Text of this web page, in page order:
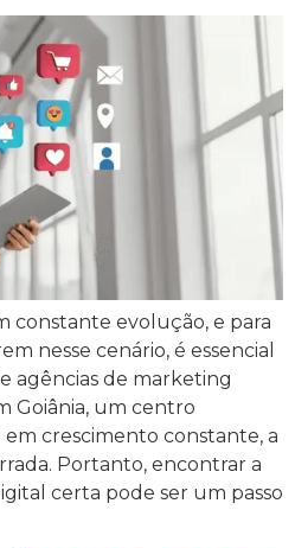
constante evolução, e para
nesse cenário, é essencial
agências de marketing
Goiânia, um centro
crescimento constante, a
Portanto, encontrar a
certa pode ser um passo